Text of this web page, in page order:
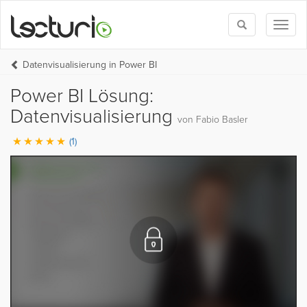
Toggle
search
Datenvisualisierung in Power BI
Power BI Lösung:
Datenvisualisierung von Fabio Basler
(1)